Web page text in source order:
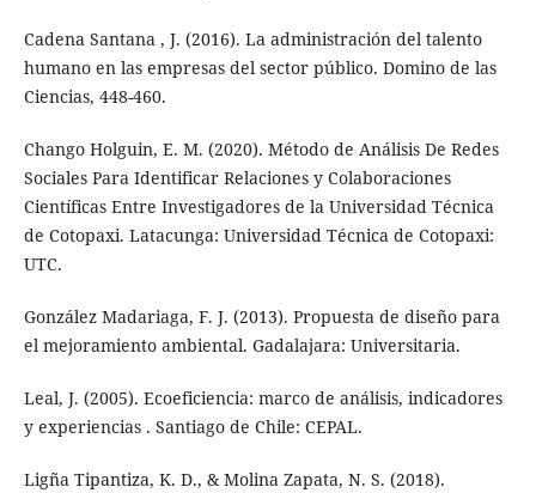
Cadena Santana , J. (2016). La administración del talento
humano en las empresas del sector público. Domino de las
Ciencias, 448-460.
Chango Holguin, E. M. (2020). Método de Análisis De Redes
Sociales Para Identificar Relaciones y Colaboraciones
Científicas Entre Investigadores de la Universidad Técnica
de Cotopaxi. Latacunga: Universidad Técnica de Cotopaxi:
UTC.
González Madariaga, F. J. (2013). Propuesta de diseño para
el mejoramiento ambiental. Gadalajara: Universitaria.
Leal, J. (2005). Ecoeficiencia: marco de análisis, indicadores
y experiencias . Santiago de Chile: CEPAL.
Ligña Tipantiza, K. D., & Molina Zapata, N. S. (2018).